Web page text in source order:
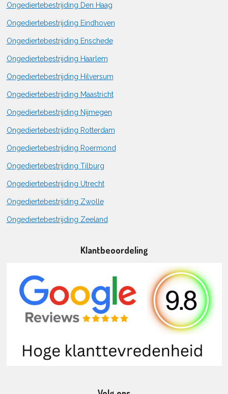
Ongediertebestrijding Den Haag
Ongediertebestrijding Eindhoven
Ongediertebestrijding Enschede
Ongediertebestrijding Haarlem
Ongediertebestrijding Hilversum
Ongediertebestrijding Maastricht
Ongediertebestrijding Nijmegen
Ongediertebestrijding Rotterdam
Ongediertebestrijding Roermond
Ongediertebestrijding Tilburg
Ongediertebestrijding Utrecht
Ongediertebestrijding Zwolle
Ongediertebestrijding Zeeland
Klantbeoordeling